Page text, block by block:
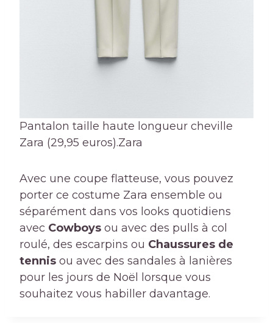
Pantalon taille haute longueur cheville
Zara (29,95 euros).Zara
Avec une coupe flatteuse, vous pouvez
porter ce costume Zara ensemble ou
séparément dans vos looks quotidiens
avec Cowboys ou avec des pulls à col
roulé, des escarpins ou Chaussures de
tennis ou avec des sandales à lanières
pour les jours de Noël lorsque vous
souhaitez vous habiller davantage.